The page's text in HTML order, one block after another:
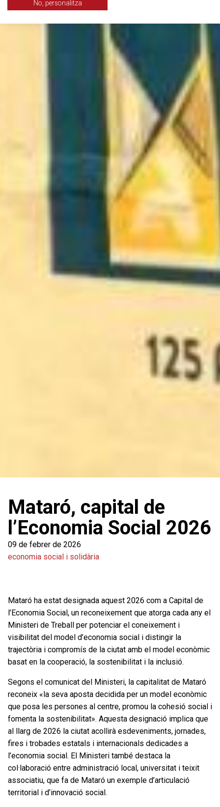
Mataró, capital de
l’Economia Social 2026
09 de febrer de 2026
economia social i solidària
Mataró ha estat designada aquest 2026 com a Capital de
l’Economia Social, un reconeixement que atorga cada any el
Ministeri de Treball per potenciar el coneixement i
visibilitat del model d’economia social i distingir la
trajectòria i compromís de la ciutat amb el model econòmic
basat en la cooperació, la sostenibilitat i la inclusió.
Segons el comunicat del Ministeri, la capitalitat de Mataró
reconeix «la seva aposta decidida per un model econòmic
que posa les persones al centre, promou la cohesió social i
fomenta la sostenibilitat». Aquesta designació implica que
al llarg de 2026 la ciutat acollirà esdeveniments, jornades,
fires i trobades estatals i internacionals dedicades a
l’economia social. El Ministeri també destaca la
col·laboració entre administració local, universitat i teixit
associatiu, que fa de Mataró un exemple d’articulació
territorial i d’innovació social.
No, personalitza